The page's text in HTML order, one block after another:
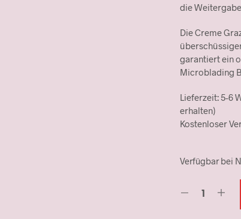
die
Die Creme
garantiert ein
Microblading
Lieferzeit: 5-6
erhalten)
Kostenloser
Verfügbar bei